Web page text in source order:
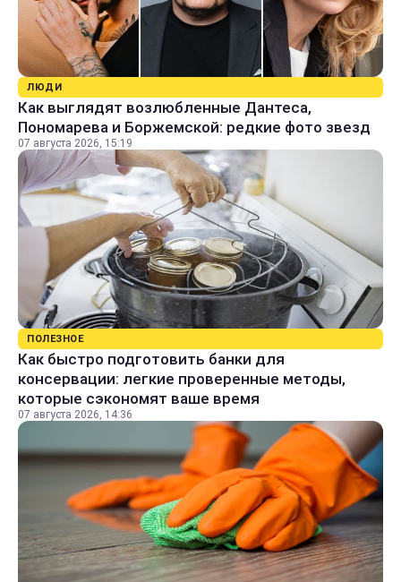
ЛЮДИ
Как выглядят возлюбленные Дантеса,
Пономарева и Боржемской: редкие фото звезд
07 августа 2026, 15:19
ПОЛЕЗНОЕ
Как быстро подготовить банки для
консервации: легкие проверенные методы,
которые сэкономят ваше время
07 августа 2026, 14:36